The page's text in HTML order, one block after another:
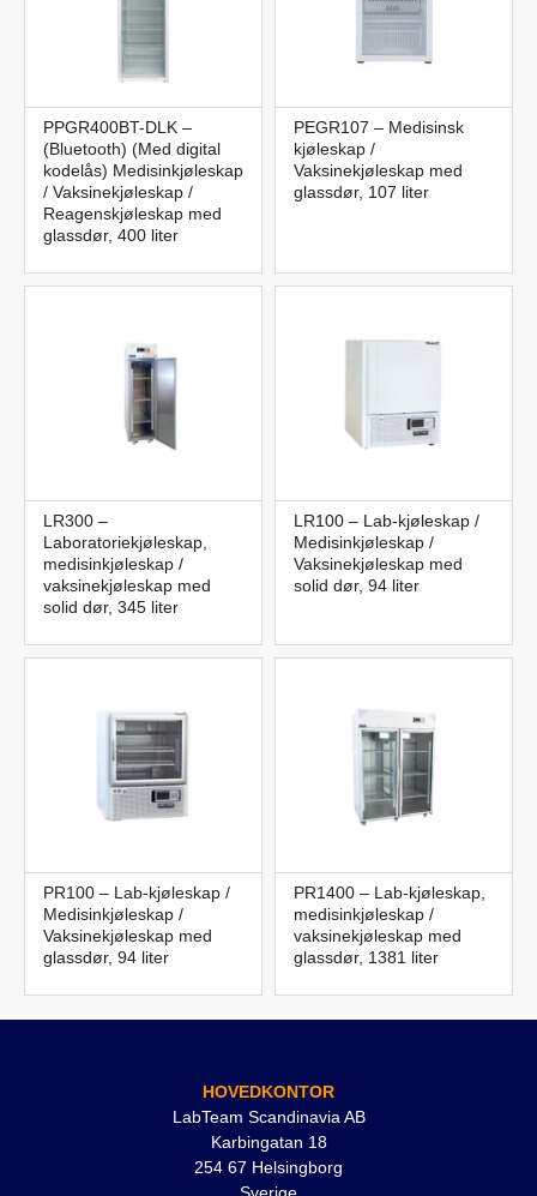
PPGR400BT-DLK –
(Bluetooth) (Med digital
kodelås) Medisinkjøleskap
/ Vaksinekjøleskap /
Reagenskjøleskap med
glassdør, 400 liter
PEGR107 – Medisinsk
kjøleskap /
Vaksinekjøleskap med
glassdør, 107 liter
LR300 –
Laboratoriekjøleskap,
medisinkjøleskap /
vaksinekjøleskap med
solid dør, 345 liter
LR100 – Lab-kjøleskap /
Medisinkjøleskap /
Vaksinekjøleskap med
solid dør, 94 liter
PR100 – Lab-kjøleskap /
Medisinkjøleskap /
Vaksinekjøleskap med
glassdør, 94 liter
PR1400 – Lab-kjøleskap,
medisinkjøleskap /
vaksinekjøleskap med
glassdør, 1381 liter
HOVEDKONTOR
LabTeam Scandinavia AB
Karbingatan 18
254 67 Helsingborg